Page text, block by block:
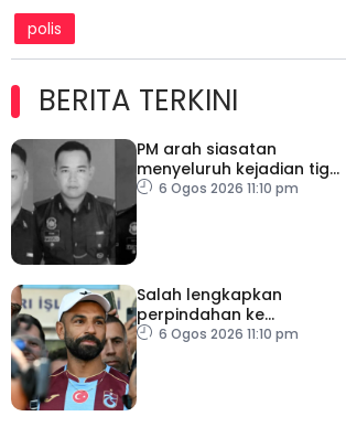
polis
BERITA TERKINI
PM arah siasatan
menyeluruh kejadian tiga
anggota polis maut
6 Ogos 2026 11:10 pm
Salah lengkapkan
perpindahan ke
Trabzonspor
6 Ogos 2026 11:10 pm